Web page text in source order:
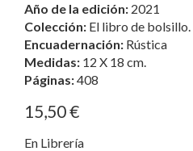
Año de la edición: 2021
Colección: El libro de
Encuadernación: Rústica
Medidas: 12 X 18 cm.
Páginas:408
15,50 €
En Librería